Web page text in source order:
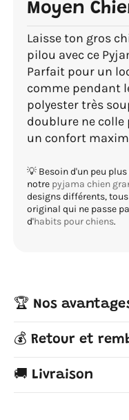
Moyen
Laisse ton gros
pilou avec ce
Parfait pour un
comme pendant
polyester très
doublure ne colle
un confort
💡 Besoin d'un peu
notre pyjama chien
designs différents,
original qui ne passe
d'habits pour chiens.
🏆 Nos
💰 Retour et
🚚 Livraison